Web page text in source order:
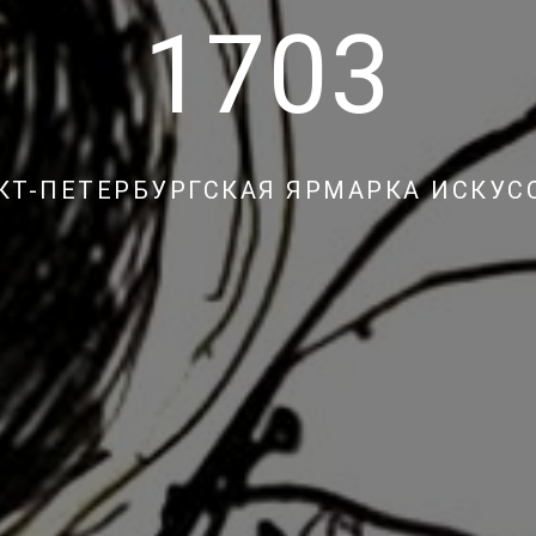
1703
ПЕТЕРБУРГСКАЯ ЯРМАРКА